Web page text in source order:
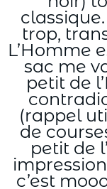
trop,
L’Homme
sac me
petit de
(rappel
de
petit de
c’est